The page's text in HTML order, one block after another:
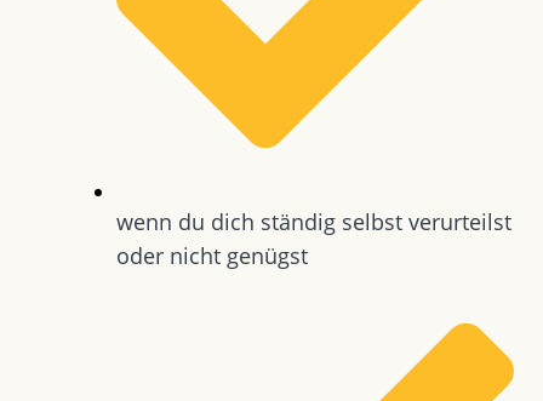
wenn du dich ständig selbst verurteilst
oder nicht genügst